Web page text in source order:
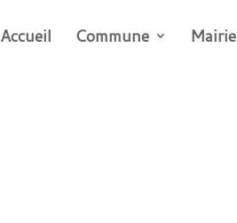
Accueil Commune Mairie